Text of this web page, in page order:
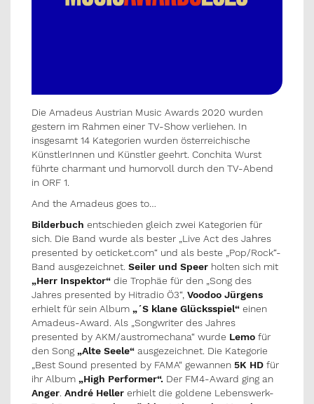
Die Amadeus Austrian Music Awards 2020 wurden
gestern im Rahmen einer TV-Show verliehen. In
insgesamt 14 Kategorien wurden österreichische
KünstlerInnen und Künstler geehrt. Conchita Wurst
führte charmant und humorvoll durch den TV-Abend
in ORF 1.
And the Amadeus goes to…
Bilderbuch entschieden gleich zwei Kategorien für
sich. Die Band wurde als bester „Live Act des Jahres
presented by oeticket.com“ und als beste „Pop/Rock“-
Band ausgezeichnet. Seiler und Speer holten sich mit
„Herr Inspektor“ die Trophäe für den „Song des
Jahres presented by Hitradio Ö3“, Voodoo Jürgens
erhielt für sein Album „´S klane Glücksspiel“ einen
Amadeus-Award. Als „Songwriter des Jahres
presented by AKM/austromechana“ wurde Lemo für
den Song „Alte Seele“ ausgezeichnet. Die Kategorie
„Best Sound presented by FAMA“ gewannen 5K HD für
ihr Album „High Performer“. Der FM4-Award ging an
Anger. André Heller erhielt die goldene Lebenswerk-